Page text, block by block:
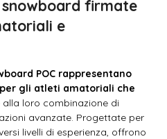
snowboard firmate
e
POC rappresentano
gli atleti amatoriali che
alla loro combinazione di
avanzate. Progettate per
livelli di esperienza, offrono